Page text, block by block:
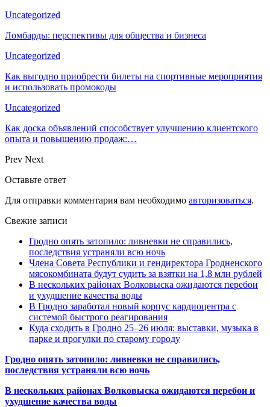
Uncategorized
Ломбарды: перспективы для общества и бизнеса
Uncategorized
Как выгодно приобрести билеты на спортивные мероприятия
и использовать промокоды
Uncategorized
Как доска объявлений способствует улучшению клиентского
опыта и повышению продаж:…
Prev Next
Оставьте ответ
Для отправки комментария вам необходимо авторизоваться.
Свежие записи
Гродно опять затопило: ливневки не справились,
последствия устраняли всю ночь
Члена Совета Республики и гендиректора Гродненского
мясокомбината будут судить за взятки на 1,8 млн рублей
В нескольких районах Волковыска ожидаются перебои
и ухудшение качества воды
В Гродно заработал новый корпус кардиоцентра с
системой быстрого реагирования
Куда сходить в Гродно 25–26 июля: выставки, музыка в
парке и прогулки по старому городу
Гродно опять затопило: ливневки не справились,
последствия устраняли всю ночь
В нескольких районах Волковыска ожидаются перебои и
ухудшение качества воды